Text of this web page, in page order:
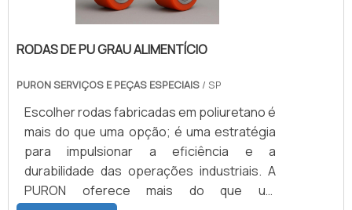
RODAS DE PU GRAU ALIMENTÍCIO
PURON SERVIÇOS E PEÇAS ESPECIAIS / SP
Escolher rodas fabricadas em poliuretano é
mais do que uma opção; é uma estratégia
para impulsionar a eficiência e a
durabilidade das operações industriais. A
PURON oferece mais do que um